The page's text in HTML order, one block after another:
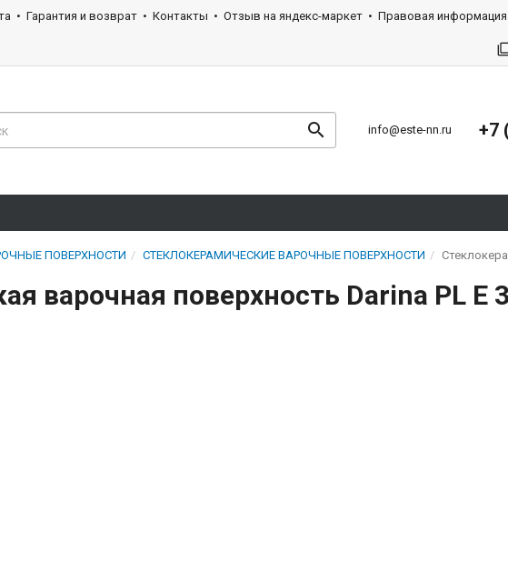
Гарантия и возврат Контакты Отзыв на яндекс-маркет Правовая информация
info@este-nn.ru +7
ПОВЕРХНОСТИ СТЕКЛОКЕРАМИЧЕСКИЕ ВАРОЧНЫЕ ПОВЕРХНОСТИ
варочная поверхность Darina PL E